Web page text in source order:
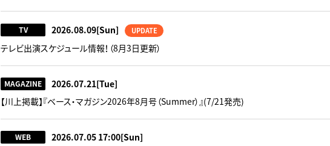
TV 2026.08.09[Sun] UPDATE
テレビ出演スケジュール情報！（8月3日更新）
MAGAZINE 2026.07.21[Tue]
【川上掲載】『ベース・マガジン2026年8月号（Summer）』(7/21発売)
WEB 2026.07.05 17:00[Sun]